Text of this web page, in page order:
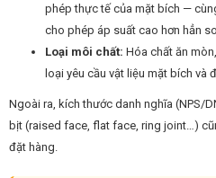
phép thực tế của mặt bích —
cho phép áp suất cao hơn hẳn so
Loại môi chất: Hóa chất ăn
loại yêu cầu vật liệu mặt bích và
Ngoài ra, kích thước danh nghĩa (NPS/
bịt (raised face, flat face, ring joint…)
đặt hàng.